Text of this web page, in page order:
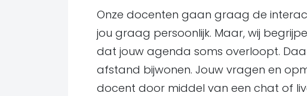
Onze docenten gaan graag de
jou graag persoonlijk. Maar, wij
dat jouw agenda soms overloopt.
afstand bijwonen. Jouw vragen en
docent door middel van een chat of